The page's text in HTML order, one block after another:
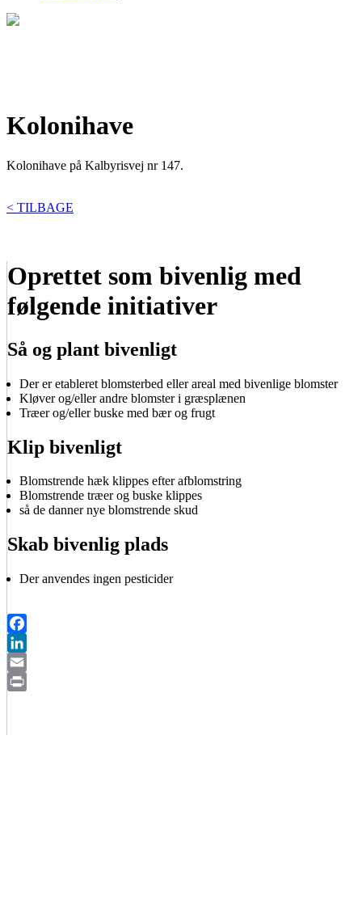
Kolonihave
Kolonihave på Kalbyrisvej nr 147.
< TILBAGE
Oprettet som bivenlig med
følgende initiativer
Så og plant bivenligt
Der er etableret blomsterbed eller areal med bivenlige blomster
Kløver og/eller andre blomster i græsplænen
Træer og/eller buske med bær og frugt
Klip bivenligt
Blomstrende hæk klippes efter afblomstring
Blomstrende træer og buske klippes
så de danner nye blomstrende skud
Skab bivenlig plads
Der anvendes ingen pesticider
Facebook
LinkedIn
Email